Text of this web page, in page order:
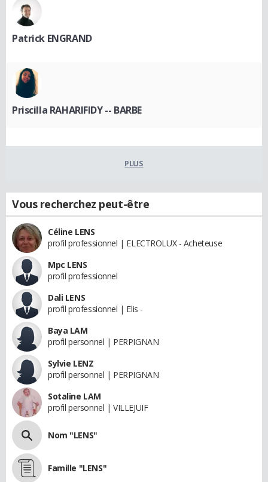
Patrick ENGRAND
Priscilla RAHARIFIDY -- BARBE
PLUS
Vous recherchez peut-être
Céline LENS
profil professionnel | ELECTROLUX - Acheteuse
Mpc LENS
profil professionnel
Dali LENS
profil professionnel | Elis -
Baya LAM
profil personnel | PERPIGNAN
Sylvie LENZ
profil personnel | PERPIGNAN
Sotaline LAM
profil personnel | VILLEJUIF
Nom "LENS"
Famille "LENS"